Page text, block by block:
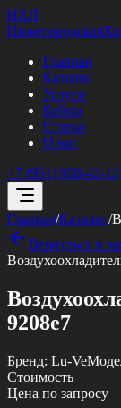
НХЛ
Нижегородская
Главная
Каталог
Услуги
Кейсы
Статьи
О нас
+7 (951) 908-42-13
Главная/Каталог/
Вернуться в
9208e7
Бренд: Lu-Ve
Стоимость
Цена по запросу